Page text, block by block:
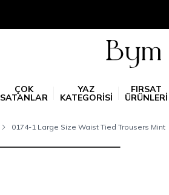
ÇOK
SATANLAR
YAZ
KATEGORİSİ
FIRSAT
ÜRÜNLERİ
0174-1 Large Size Waist Tied Trousers Mint